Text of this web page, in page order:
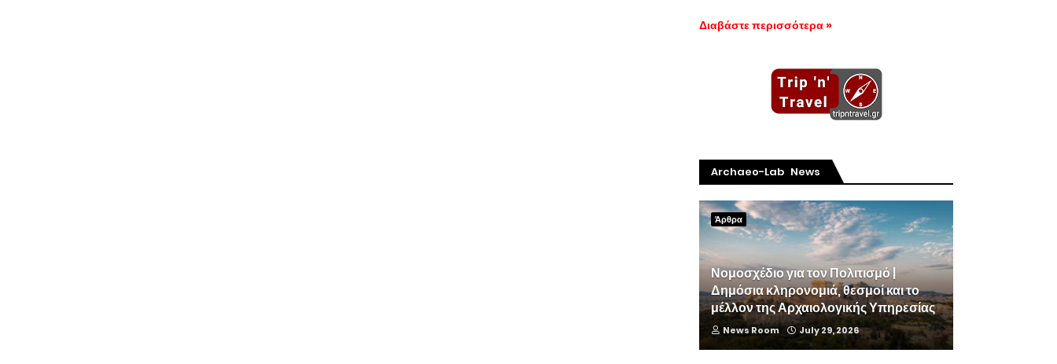
Διαβάστε περισσότερα »
Archaeo-Lab News
Άρθρα
Νομοσχέδιο για τον Πολιτισμό |
Δημόσια κληρονομιά, θεσμοί και το
μέλλον της Αρχαιολογικής Υπηρεσίας
News Room July 29, 2026